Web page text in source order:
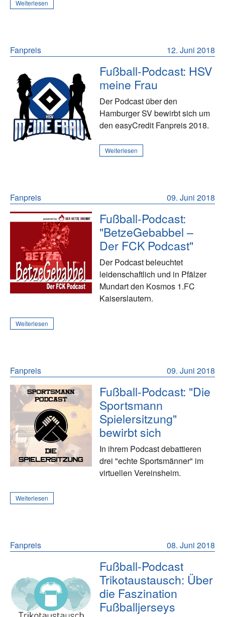
Weiterlesen
12. Juni 2018
Fanpreis
Fußball-Podcast: HSV
meine Frau
Der Podcast über den
Hamburger SV bewirbt sich um
den easyCredit Fanpreis 2018.
Weiterlesen
09. Juni 2018
Fanpreis
Fußball-Podcast:
"BetzeGebabbel –
Der FCK Podcast"
Der Podcast beleuchtet
leidenschaftlich und in Pfälzer
Mundart den Kosmos 1.FC
Kaiserslautern.
Weiterlesen
09. Juni 2018
Fanpreis
Fußball-Podcast: "Die
Sportsmann
Spielersitzung"
bewirbt sich
In ihrem Podcast debattieren
drei "echte Sportsmänner" im
virtuellen Vereinsheim.
Weiterlesen
08. Juni 2018
Fanpreis
Fußball-Podcast
Trikotaustausch: Über
die Faszination
Fußballjerseys